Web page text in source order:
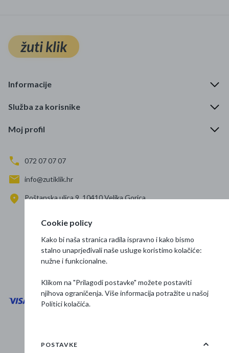
žuti klik
Informacije
Služba za korisnike
Moj profil
072 07 07 07
info@zutiklik.hr
Poštanska ulica 9, 10410 Velika Gorica
Prati nas
Osnovne informacije
Cookie policy
Kako bi naša stranica radila ispravno i kako bismo
stalno unaprjeđivali naše usluge koristimo kolačiće:
nužne i funkcionalne.
Klikom na "Prilagodi postavke" možete postaviti
njihova ograničenja. Više informacija potražite u našoj
Politici kolačića.
POSTAVKE